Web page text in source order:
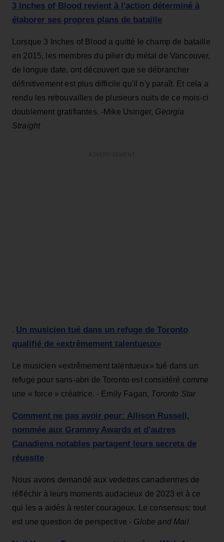
3 Inches of Blood revient à l'action déterminé à
élaborer ses propres plans de bataille
Lorsque 3 Inches of Blood a quitté le champ de bataille
en 2015, les membres du pilier du métal de Vancouver,
de longue date, ont découvert que se débrancher
définitivement est plus difficile qu'il n'y paraît. Et cela a
rendu les retrouvailles de plusieurs nuits de ce mois-ci
doublement gratifiantes. -Mike Usinger, Georgia
Straight
. Un musicien tué dans un refuge de Toronto
qualifié de «extrêmement talentueux»
Le musicien «extrêmement talentueux» tué dans un
refuge pour sans-abri de Toronto est considéré comme
une « force » créatrice. - Emily Fagan, Toronto Star
Comment ne pas avoir peur: Allison Russell,
nommée aux Grammy Awards et d'autres
Canadiens notables partagent leurs secrets de
réussite
Nous avons demandé aux vedettes canadiennes de
réfléchir à leurs moments audacieux de 2023 et à ce
qui les a aidés à rester courageux. Le consensus: tout
est une question de perspective - Globe and Mail